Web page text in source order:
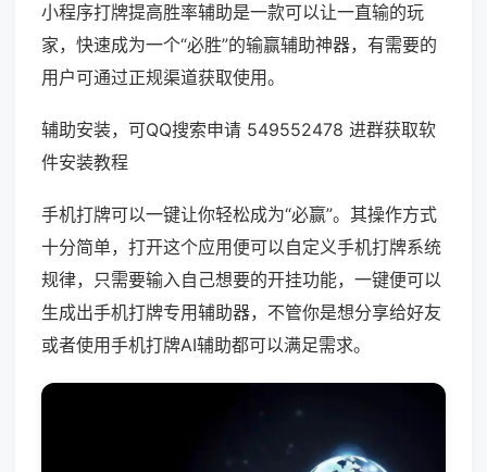
小程序打牌提高胜率辅助是一款可以让一直输的玩
家，快速成为一个“必胜”的输赢辅助神器，有需要的
用户可通过正规渠道获取使用。
辅助安装，可QQ搜索申请 549552478 进群获取软
件安装教程
手机打牌可以一键让你轻松成为“必赢”。其操作方式
十分简单，打开这个应用便可以自定义手机打牌系统
规律，只需要输入自己想要的开挂功能，一键便可以
生成出手机打牌专用辅助器，不管你是想分享给好友
或者使用手机打牌AI辅助都可以满足需求。